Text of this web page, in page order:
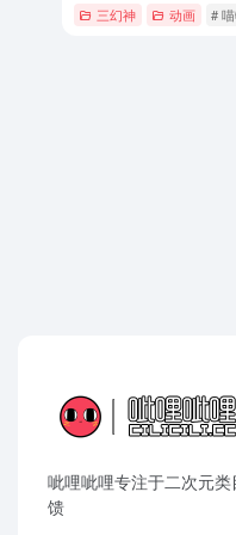
三幻神 动画 #
呲哩呲哩专注于二次元
馈